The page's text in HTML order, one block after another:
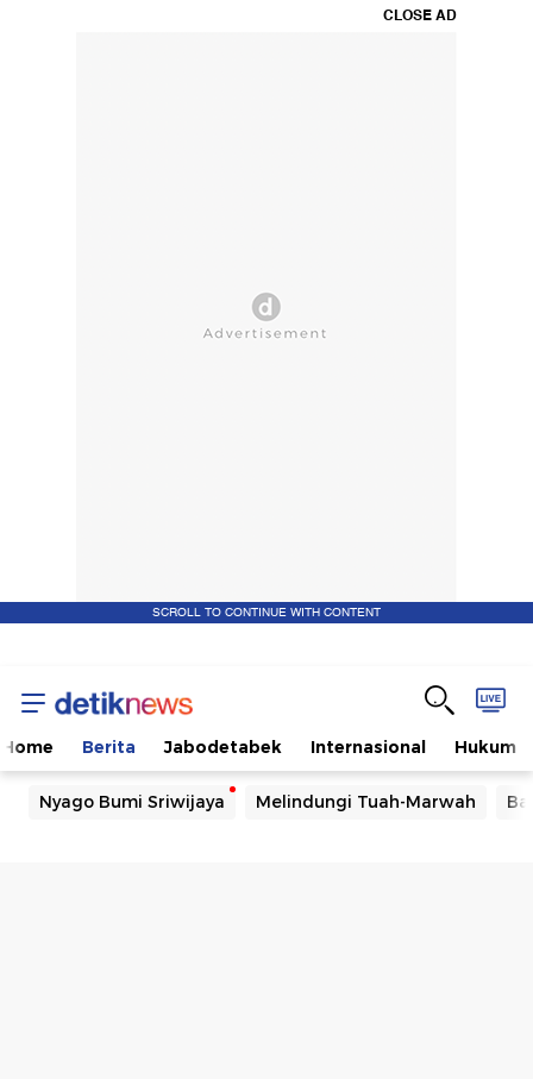
CLOSE AD
SCROLL TO CONTINUE WITH CONTENT
Home Berita Jabodetabek Internasional Hukum
Nyago Bumi Sriwijaya Melindungi Tuah-Marwah